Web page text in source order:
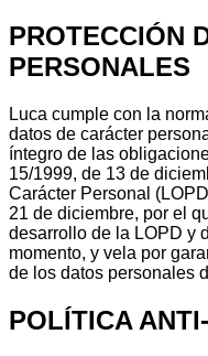
PROTECCIÓN
PERSONALES
Luca cumple con la
datos de carácter
íntegro de las
15/1999, de 13 de
Carácter Personal
21 de diciembre, por el
desarrollo de la LOPD y
momento, y vela por
de los datos personales
POLÍTICA